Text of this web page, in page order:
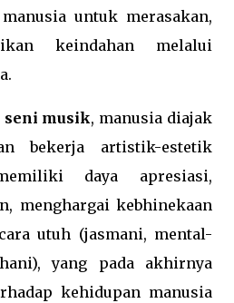
untuk merasakan,
keindahan melalui
musik, manusia diajak
bekerja artistik-estetik
daya apresiasi,
menghargai kebhinekaan
utuh (jasmani, mental-
yang pada akhirnya
kehidupan manusia